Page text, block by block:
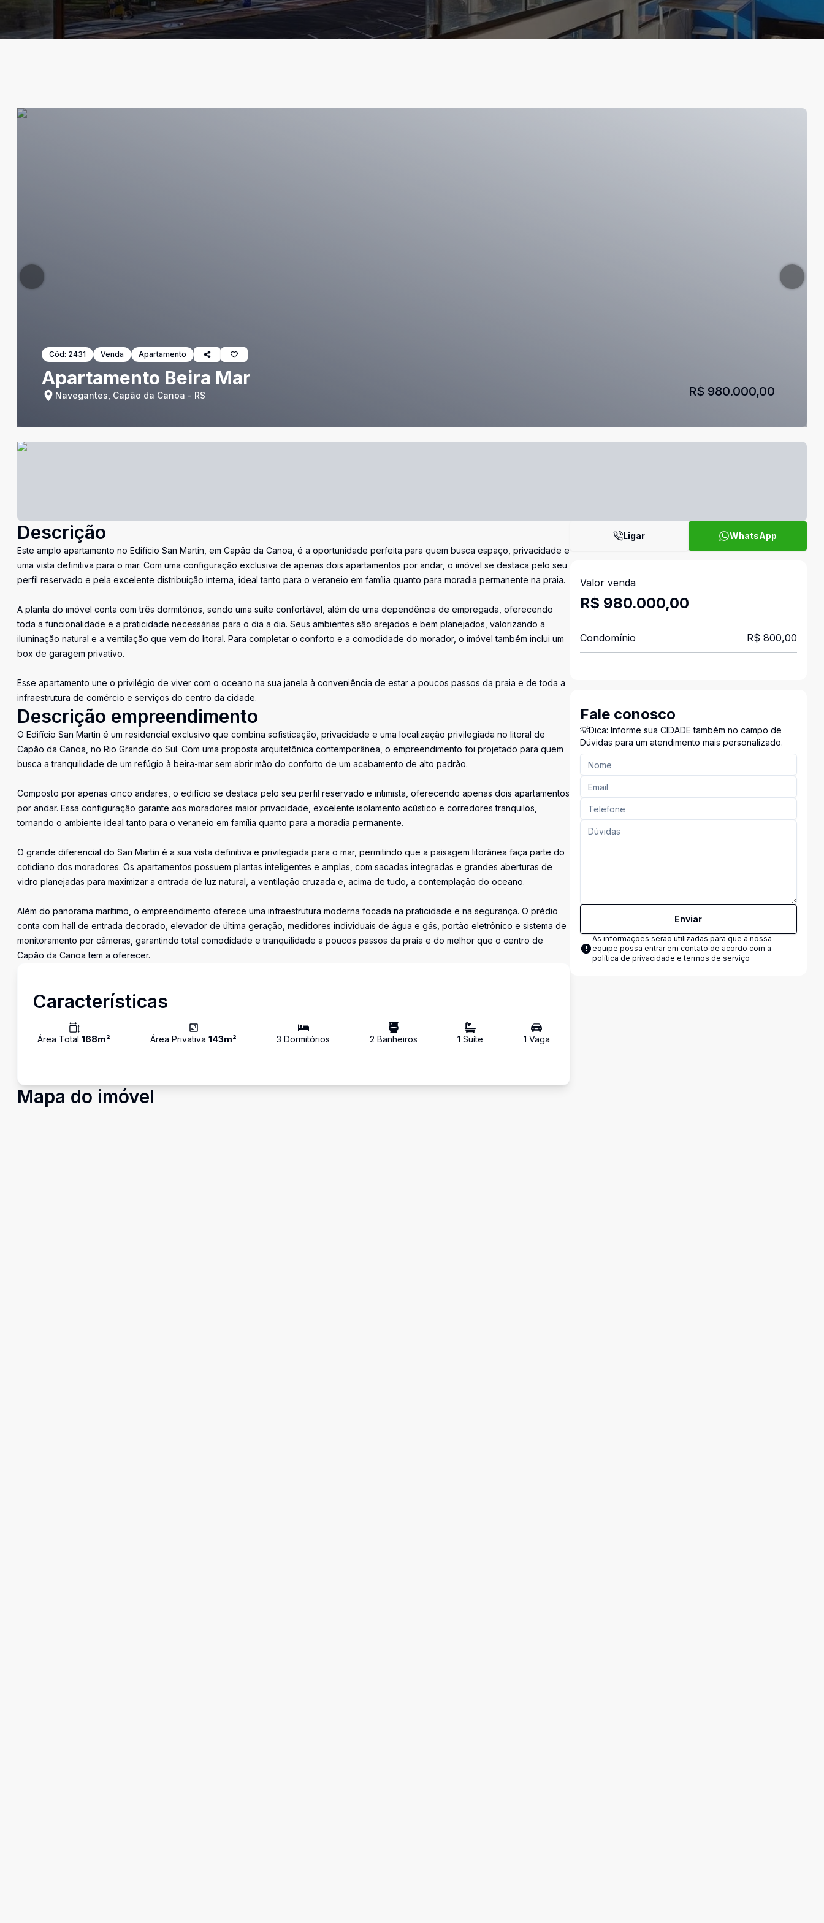
Cód: 2431 Venda Apartamento
Apartamento Beira Mar
Navegantes, Capão da Canoa - RS R$ 980.000,00
Descrição
Este amplo apartamento no Edifício San Martin, em Capão da Canoa, é a oportunidade perfeita para quem busca espaço, privacidade e
uma vista definitiva para o mar. Com uma configuração exclusiva de apenas dois apartamentos por andar, o imóvel se destaca pelo seu
perfil reservado e pela excelente distribuição interna, ideal tanto para o veraneio em família quanto para moradia permanente na praia.
A planta do imóvel conta com três dormitórios, sendo uma suíte confortável, além de uma dependência de empregada, oferecendo
toda a funcionalidade e a praticidade necessárias para o dia a dia. Seus ambientes são arejados e bem planejados, valorizando a
iluminação natural e a ventilação que vem do litoral. Para completar o conforto e a comodidade do morador, o imóvel também inclui um
box de garagem privativo.
Esse apartamento une o privilégio de viver com o oceano na sua janela à conveniência de estar a poucos passos da praia e de toda a
infraestrutura de comércio e serviços do centro da cidade.
Descrição empreendimento
O Edifício San Martin é um residencial exclusivo que combina sofisticação, privacidade e uma localização privilegiada no litoral de
Capão da Canoa, no Rio Grande do Sul. Com uma proposta arquitetônica contemporânea, o empreendimento foi projetado para quem
busca a tranquilidade de um refúgio à beira-mar sem abrir mão do conforto de um acabamento de alto padrão.
Composto por apenas cinco andares, o edifício se destaca pelo seu perfil reservado e intimista, oferecendo apenas dois apartamentos
por andar. Essa configuração garante aos moradores maior privacidade, excelente isolamento acústico e corredores tranquilos,
tornando o ambiente ideal tanto para o veraneio em família quanto para a moradia permanente.
O grande diferencial do San Martin é a sua vista definitiva e privilegiada para o mar, permitindo que a paisagem litorânea faça parte do
cotidiano dos moradores. Os apartamentos possuem plantas inteligentes e amplas, com sacadas integradas e grandes aberturas de
vidro planejadas para maximizar a entrada de luz natural, a ventilação cruzada e, acima de tudo, a contemplação do oceano.
Além do panorama marítimo, o empreendimento oferece uma infraestrutura moderna focada na praticidade e na segurança. O prédio
conta com hall de entrada decorado, elevador de última geração, medidores individuais de água e gás, portão eletrônico e sistema de
monitoramento por câmeras, garantindo total comodidade e tranquilidade a poucos passos da praia e do melhor que o centro de
Capão da Canoa tem a oferecer.
Características
Área Total 168m² Área Privativa143m² 3 Dormitórios 2 Banheiros 1 Suíte 1 Vaga
Mapa do imóvel
Ligar WhatsApp
Valor venda
R$ 980.000,00
Condomínio R$ 800,00
Fale conosco
💡Dica: Informe sua CIDADE também no campo de
Dúvidas para um atendimento mais personalizado.
Enviar
As informações serão utilizadas para que a nossa
equipe possa entrar em contato de acordo com a
política de privacidade e termos de serviço